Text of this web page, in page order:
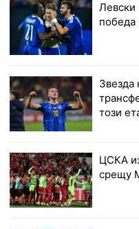
Левски
Звезда
този
ЦСКА
срещу